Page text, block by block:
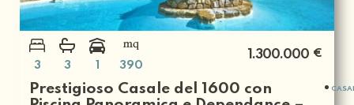
3 3 390
1.300.000 €
Prestigioso Casale del 1600 con